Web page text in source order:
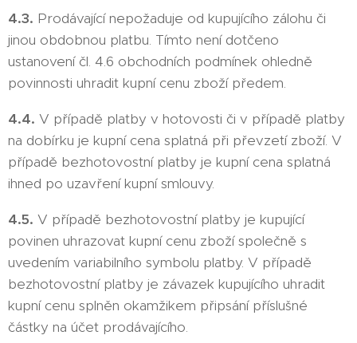
4.3. Prodávající nepožaduje od kupujícího zálohu či
jinou obdobnou platbu. Tímto není dotčeno
ustanovení čl. 4.6 obchodních podmínek ohledně
povinnosti uhradit kupní cenu zboží předem.
4.4. V případě platby v hotovosti či v případě platby
na dobírku je kupní cena splatná při převzetí zboží. V
případě bezhotovostní platby je kupní cena splatná
ihned po uzavření kupní smlouvy.
4.5. V případě bezhotovostní platby je kupující
povinen uhrazovat kupní cenu zboží společně s
uvedením variabilního symbolu platby. V případě
bezhotovostní platby je závazek kupujícího uhradit
kupní cenu splněn okamžikem připsání příslušné
částky na účet prodávajícího.